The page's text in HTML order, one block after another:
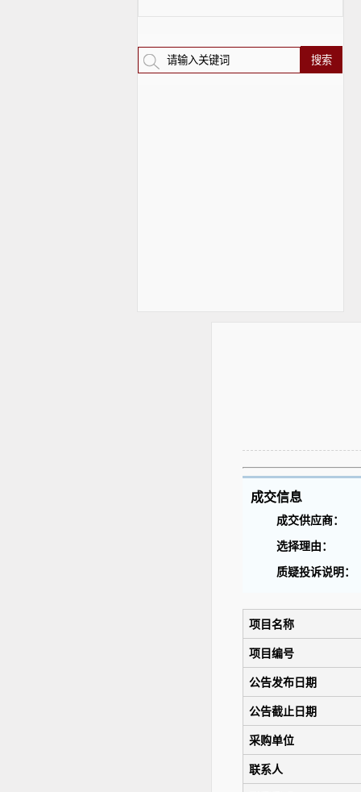
成交信息
成交供应商：
选择理由：
质疑投诉说明：
项目名称
项目编号
公告发布日期
公告截止日期
采购单位
联系人